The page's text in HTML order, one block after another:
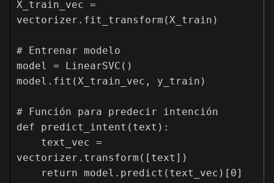
X_train_vec =
vectorizer.fit_transform(X_train)
# Entrenar modelo
model = LinearSVC()
model.fit(X_train_vec, y_train)
# Función para predecir intención
def predict_intent(text):
vectorizer.transform([text])